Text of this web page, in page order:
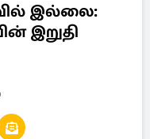
இல்லை:
இறுதி